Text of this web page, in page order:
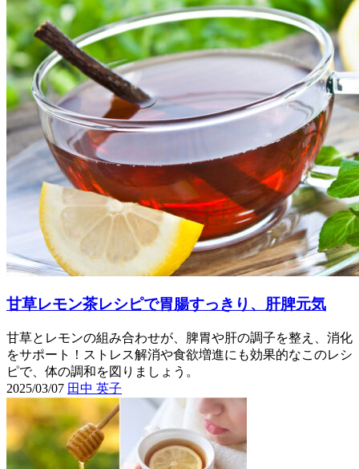
甘草レモン茶レシピで胃腸すっきり、肝脾元気
甘草とレモンの組み合わせが、脾胃や肝の調子を整え、消化
をサポート！ストレス解消や食欲増進にも効果的なこのレシ
ピで、体の調和を図りましょう。
2025/03/07 田中 英子